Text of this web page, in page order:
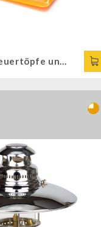
Schaber für Feuertöpfe und -pfannen